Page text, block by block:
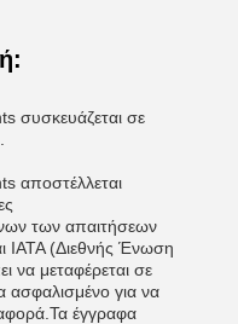
συσκευάζεται σε
αποστέλλεται
των απαιτήσεων
IATA (Διεθνής Ένωση
να μεταφέρεται σε
ασφαλισμένο για να
έγγραφα